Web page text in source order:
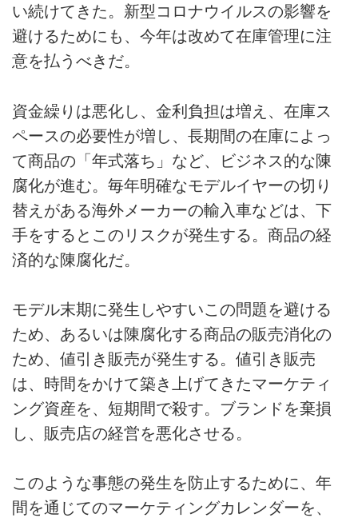
い続けてきた。新型コロナウイルスの影響を
避けるためにも、今年は改めて在庫管理に注
意を払うべきだ。
資金繰りは悪化し、金利負担は増え、在庫ス
ペースの必要性が増し、長期間の在庫によっ
て商品の「年式落ち」など、ビジネス的な陳
腐化が進む。毎年明確なモデルイヤーの切り
替えがある海外メーカーの輸入車などは、下
手をするとこのリスクが発生する。商品の経
済的な陳腐化だ。
モデル末期に発生しやすいこの問題を避ける
ため、あるいは陳腐化する商品の販売消化の
ため、値引き販売が発生する。値引き販売
は、時間をかけて築き上げてきたマーケティ
ング資産を、短期間で殺す。ブランドを棄損
し、販売店の経営を悪化させる。
このような事態の発生を防止するために、年
間を通じてのマーケティングカレンダーを、